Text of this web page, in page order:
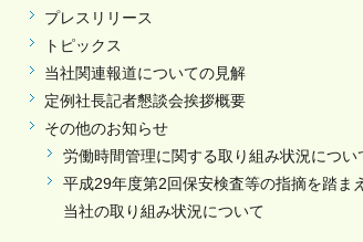
プレスリリース
トピックス
当社関連報道についての見解
定例社長記者懇談会挨拶概要
その他のお知らせ
労働時間管理に関する取り組み状況につい
平成29年度第2回保安検査等の指摘を踏ま
当社の取り組み状況について